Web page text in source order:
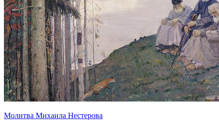
Молитва Михаила Нестерова